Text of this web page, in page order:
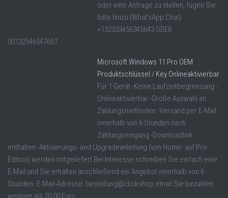
oder eine Anfrage zu stellen, fügen Sie
bitte hinzu (What'sApp Chat):
+132333456345643 ODER
00132546547657
Microsoft Windows 11 Pro OEM
Produktschlüssel / Key Onlineaktivierbar
Für 1 Gerät -Keine Laufzeitbegrenzung -
Onlineaktivierbar -Große Auswahl an
Zahlungsmethoden -Versand per E-Mail
innerhalb von 6 Stunden nach
Zahlungseingang -Downloadlink
enthalten -Aktivierungs- und Upgradeanleitung (von Home- auf Pro-
Edition) werden mitgeliefert Bei Interesse schreiben Sie einfach eine
E-Mail und Sie erhalten anschließend ein Angebot innerhalb von 6
Stunden. E-Mail-Adresse: bestellung@clickshop.email Sie bezahlen